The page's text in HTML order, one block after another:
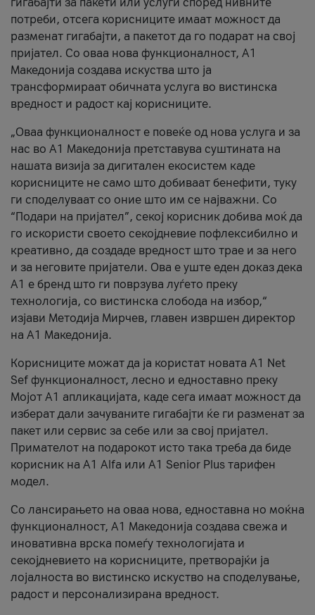
потреби, отсега корисниците имаат можност да
разменат гигабајти, а пакетот да го подарат на свој
пријател. Со оваа нова функционалност, А1
Македонија создава искуства што ја
трансформираат обичната услуга во вистинска
вредност и радост кај корисниците.
„Оваа функционалност е повеќе од нова услуга и за
нас во А1 Македонија претставува суштината на
нашата визија за дигитален екосистем каде
корисниците не само што добиваат бенефити, туку
ги споделуваат со оние што им се најважни. Со
“Подари на пријател”, секој корисник добива моќ да
го искористи своето секојдневие пофлексибилно и
креативно, да создаде вредност што трае и за него
и за неговите пријатели. Ова е уште еден доказ дека
А1 е бренд што ги поврзува луѓето преку
технологија, со вистинска слобода на избор,“
изјави Методија Мирчев, главен извршен директор
на А1 Македонија.
Корисниците можат да ја користат новата А1 Net
Sef функционалност, лесно и едноставно преку
Мојот А1 апликацијата, каде сега имаат можност да
изберат дали зачуваните гигабајти ќе ги разменат за
пакет или сервис за себе или за свој пријател.
Примателот на подарокот исто така треба да биде
корисник на А1 Alfa или A1 Senior Plus тарифен
модел.
Со лансирањето на оваа нова, едноставна но моќна
функционалност, А1 Македонија создава свежа и
иновативна врска помеѓу технологијата и
секојдневието на корисниците, претворајќи ја
лојалноста во вистинско искуство на споделување,
радост и персонализирана вредност.